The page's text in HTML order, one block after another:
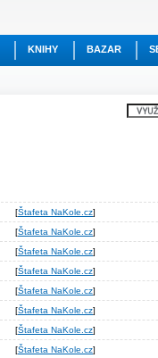
KNIHY BAZAR
[Štafeta NaKole.cz]
[Štafeta NaKole.cz]
[Štafeta NaKole.cz]
[Štafeta NaKole.cz]
[Štafeta NaKole.cz]
[Štafeta NaKole.cz]
[Štafeta NaKole.cz]
[Štafeta NaKole.cz]